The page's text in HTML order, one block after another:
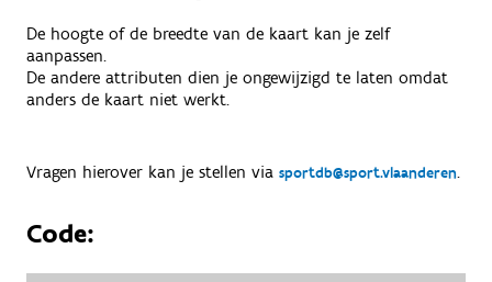
De hoogte of de breedte van de kaart kan je zelf
aanpassen.
De andere attributen dien je ongewijzigd te laten omdat
anders de kaart niet werkt.
Vragen hierover kan je stellen via sportdb@sport.vlaanderen.
Code: